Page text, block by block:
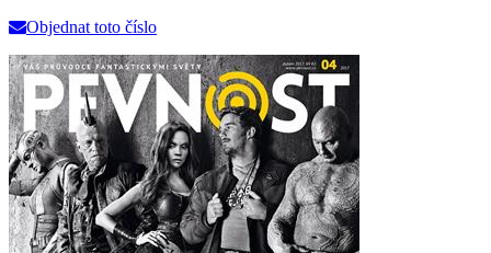
Objednat toto číslo